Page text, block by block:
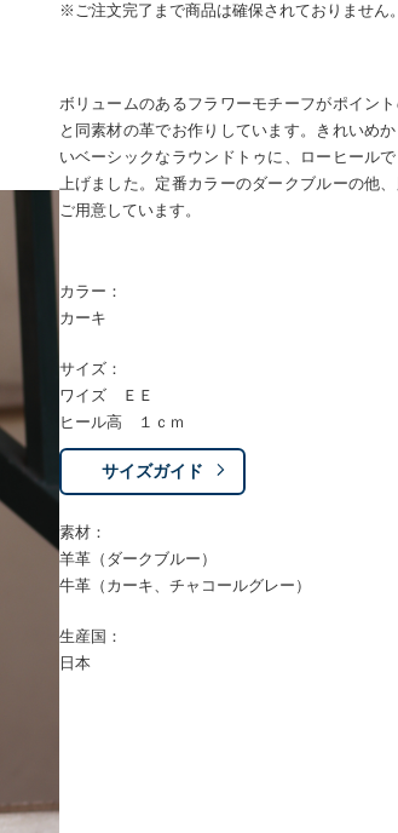
※ご注文完了まで商品は確保されておりません。
ボリュームのあるフラワーモチーフがポイン
と同素材の革でお作りしています。きれいめ
いベーシックなラウンドトゥに、ローヒール
上げました。定番カラーのダークブルーの他
ご用意しています。
カラー：
カーキ
サイズ：
ワイズ ＥＥ
ヒール高 １ｃｍ
サイズガイド
素材：
羊革（ダークブルー）
牛革（カーキ、チャコールグレー）
生産国：
日本